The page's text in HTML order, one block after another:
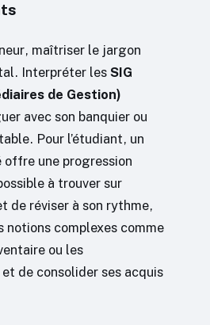
maîtriser le jargon
Interpréter les SIG
de Gestion)
avec son banquier ou
Pour l’étudiant, un
une progression
à trouver sur
de réviser à son rythme,
notions complexes comme
ou les
de consolider ses acquis